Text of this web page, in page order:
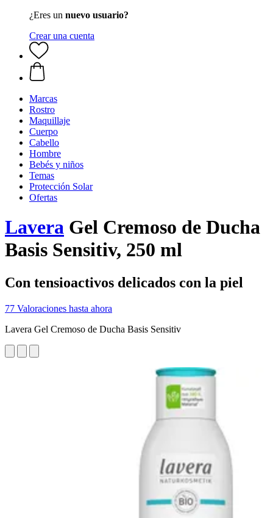
¿Eres un nuevo usuario?
Crear una cuenta
Marcas
Rostro
Maquillaje
Cuerpo
Cabello
Hombre
Bebés y niños
Temas
Protección Solar
Ofertas
Lavera Gel Cremoso de Ducha
Basis Sensitiv, 250 ml
Con tensioactivos delicados con la piel
77 Valoraciones hasta ahora
Lavera Gel Cremoso de Ducha Basis Sensitiv